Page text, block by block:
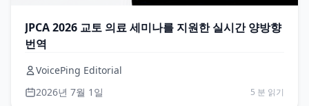
JPCA 2026 교토 의료 세미나를 지원한 실시간 양방향
번역
VoicePing Editorial
2026년 7월 1일
5 분 읽기